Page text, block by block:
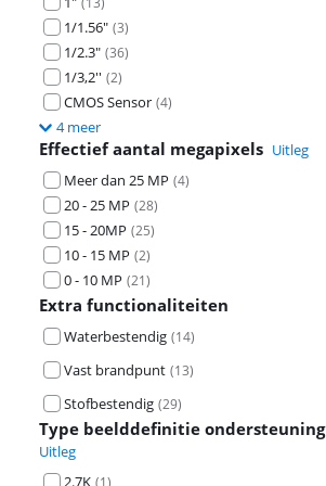
1/1.56" (3)
1/2.3" (36)
1/3,2'' (2)
CMOS Sensor (4)
4 meer
Effectief aantal megapixels Uitleg
Meer dan 25 MP (4)
20 - 25 MP (28)
15 - 20MP (25)
10 - 15 MP (2)
0 - 10 MP (21)
Extra functionaliteiten
Waterbestendig (14)
Vast brandpunt (13)
Stofbestendig (29)
Type beelddefinitie ondersteuning
Uitleg
2.7K (1)